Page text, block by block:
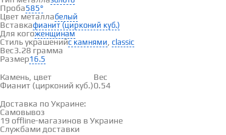
Проба585°
Цвет металлабелый
Вставкафианит (цирконий куб.)
Для когоженщинам
Стиль украшенийс камнями classic
Вес3.28 грамма
Размер16.5
Вставки
Камень, цвет
Вес
Фианит (цирконий куб.)0.54
Доставка и оплата
Доставка по Украине:
Самовывоз
19 offline-магазинов в Украине
Службами доставки